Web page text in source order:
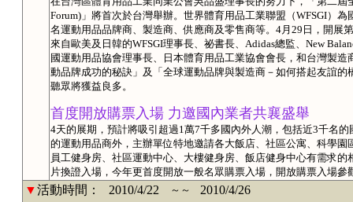
Forum)」將首次於台灣舉辦。世界體育用品工業聯盟（WFSGI）
名運動用品品牌商、製造商、供應商及零售商等。4月29日，開展
來自歐美及日韓的WFSGI理事長、祕書長、Adidas總監、New
國運動用品協會理事長、日本體育用品工業協會會長，和台灣製
動品牌成功的秘訣」及「全球運動品牌與製造商－如何搭起友誼
聽眾將獲益良多。
首度開放購票入場 力邀國內業者共襄盛舉
4天的展期，預計將吸引超過1萬7千多國內外人潮，包括近3千名
的運動用品商外，主辦單位特地邀請各大飯店、社區公寓、科學
員工健身房、社區運動中心、大樓健身房、飯店健身中心有需求
片換證入場，今年更首度開放一般名眾購票入場，開放購票入場
▼活動時間： 2010/4/22 ～～
2010/4/26